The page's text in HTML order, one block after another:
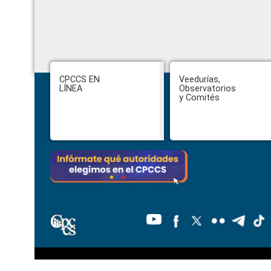
Footer
CPCCS EN
LÍNEA
Veedurías,
Observatorios
y Comités